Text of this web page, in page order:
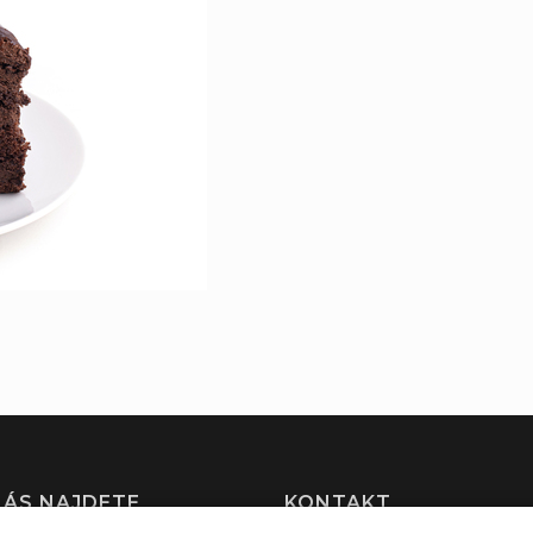
NAJDETE KONTAKT